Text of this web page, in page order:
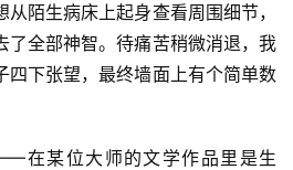
陌生病床上起身查看周围细节，
了全部神智。待痛苦稍微消退，我
四下张望，最终墙面上有个简单数
在某位大师的文学作品里是生